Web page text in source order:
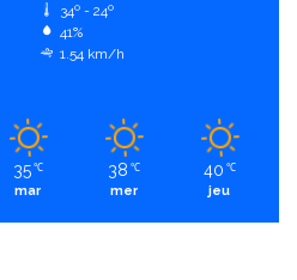
34º - 24º
41%
1.54 km/h
35 ℃
mar
38 ℃
mer
40 ℃
jeu